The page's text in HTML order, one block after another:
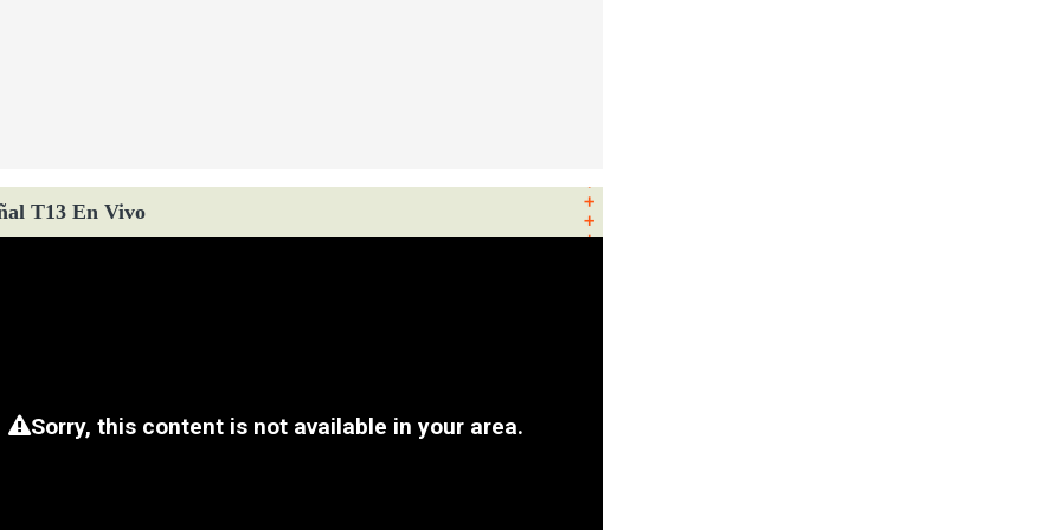
T13 En Vivo